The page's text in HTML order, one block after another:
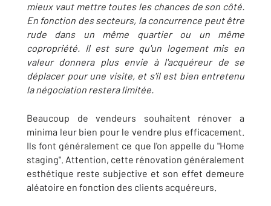
mieux vaut mettre toutes les chances de son côté.
En fonction des secteurs, la concurrence peut être
rude dans un même quartier ou un même
copropriété. Il est sure qu'un logement mis en
valeur donnera plus envie à l'acquéreur de se
déplacer pour une visite, et s'il est bien entretenu
la négociation restera limitée.
Beaucoup de vendeurs souhaitent rénover a
minima leur bien pour le vendre plus efficacement.
Ils font généralement ce que l'on appelle du "Home
staging". Attention, cette rénovation généralement
esthétique reste subjective et son effet demeure
aléatoire en fonction des clients acquéreurs.